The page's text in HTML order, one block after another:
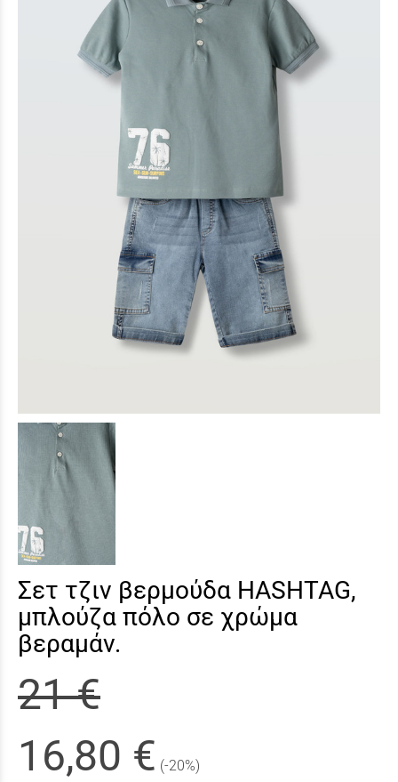
Σετ τζιν βερμούδα HASHTAG,
μπλούζα πόλο σε χρώμα
βεραμάν.
21 €
16,80 € (-20%)